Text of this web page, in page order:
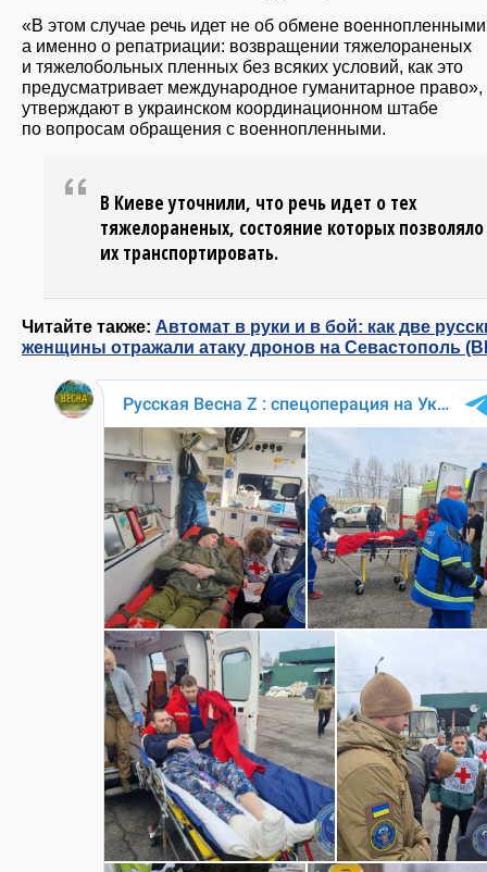
«В этом случае речь идет не об обмене
а именно о репатриации: возвращении тяжелораненых
и тяжелобольных пленных без всяких условий, как это
предусматривает международное гуманитарное
утверждают в украинском координационном ​штабе
по вопросам обращения с военнопленными.
В Киеве уточнили, что речь идет о тех
тяжелораненых, состояние которых позволяло
их транспортировать.
Читайте также: Автомат в руки и в бой: как две
женщины отражали атаку дронов на Севастополь